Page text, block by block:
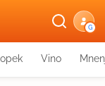
G
Vino